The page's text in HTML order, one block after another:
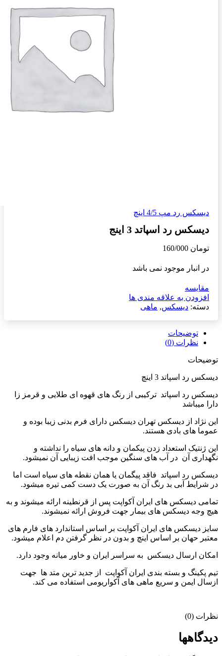
دیسکس رد مپ 4/5 اینچ
دیسکس رد اسپاتد 3 اینج
تومان
در انبار موجود نمی باشد
مقایسه
افزودن به علاقه مندی ها
دسته: دیسکس, ماهی
توضیحات
نظرات (0)
توضیحات
دیسکس رد اسپاتد 3 اینچ
دیسکس رد اسپاتد ترکیبی از رنگ های قهوه ای طلایی و قرمز زا
دارا میباشد
این نژاد از دیسکس تهران دیسکس دارای فرم بدنی زیبا بوده و
عموما های بادی هستند.
این ژنتیک استعداد زدن پیکمان و دانه های سیاه را نداشته و
نگهداری آن در آب های سنگین موجب افت زیبایی آن نمیشود.
دیسکس رد اسپاتد فاقد پیگمان یا همان نقطه های سیاه است اما
در شرایط آبی بد رنگ آن به صورت یک دست کمی تیره میشود.
تمامی دیسکس های ایران آکواپت پس از قرنطینه ارائه میشوند و به
هیچ وجه دیسکس های بیمار جهت فروش ارائه نمیشوند.
سایز دیسکس های ایران آکواپت بر اساس استاندارد های فارم های
معتبر حهان بر اساس اینچ و بدون در نظر گرفتن دم اعلام میشود.
امکان ارسال دیسکس به سراسر ایران و خاور میانه وجود دارد.
تیم پکینگ و بسته بندی ایران آکواپت از جدید ترین متد ها جهت
ازسال ایمن و سریع ماهی های آکواریومی استفاده می کند.
نظرات (0)
دیدگاهها